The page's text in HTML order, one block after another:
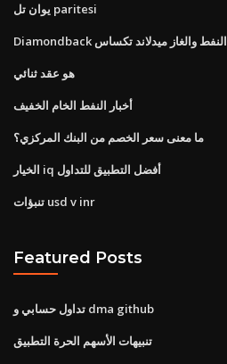
يوان تل paritesi
Diamondback النفط والغاز ميدلاند تكساس
هو عقد ثنائي
أخبار النفط الخام الخفيف
ما معنى سعر الخصم من البنك المركزي؟
الخيار iq أفضل التطبيق للتداول
تنبؤات usd v inr
Featured Posts
تداول حسابي و dma github
تنبيهات الأسهم الحرة التطبيق